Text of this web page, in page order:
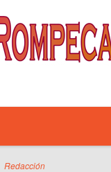
Redacción